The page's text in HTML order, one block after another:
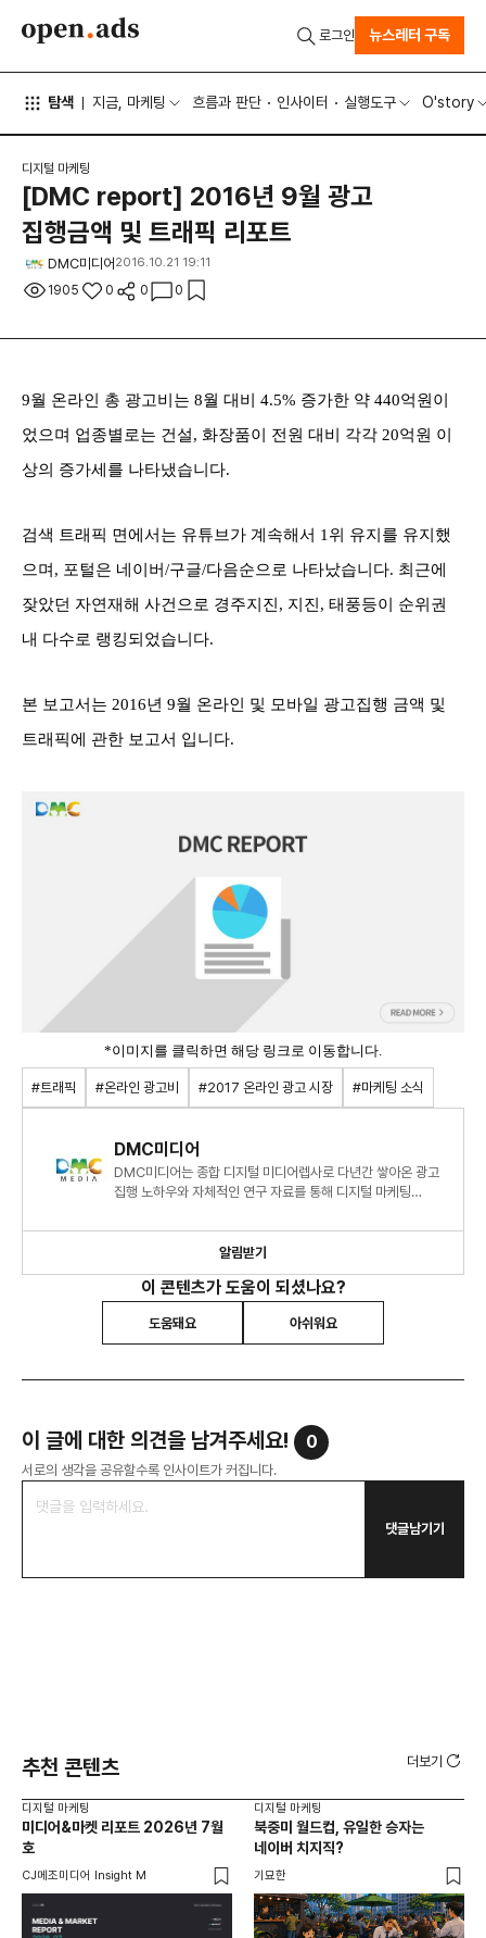
탐색 지금, 마케팅 흐름과 판단 인사이터 실행도구 O'story
로그인 뉴스레터 구독
디지털 마케팅
[DMC report] 2016년 9월 광고
집행금액 및 트래픽 리포트
DMC미디어 2016.10.21 19:11
1905 0 0 0
9월 온라인 총 광고비는 8월 대비 4.5% 증가한 약 440억원이
었으며 업종별로는 건설, 화장품이 전원 대비 각각 20억원 이
상의 증가세를 나타냈습니다.
검색 트래픽 면에서는 유튜브가 계속해서 1위 유지를 유지했
으며, 포털은 네이버/구글/다음순으로 나타났습니다. 최근에
잦았던 자연재해 사건으로 경주지진, 지진, 태풍등이 순위권
내 다수로 랭킹되었습니다.
본 보고서는 2016년 9월 온라인 및 모바일 광고집행 금액 및
트래픽에 관한 보고서 입니다.
*이미지를 클릭하면 해당 링크로 이동합니다.
#트래픽 #온라인 광고비 #2017 온라인 광고 시장 #마케팅 소식
DMC미디어
DMC미디어는 종합 디지털 미디어렙사로 다년간 쌓아온 광고
집행 노하우와 자체적인 연구 자료를 통해 디지털 마케팅
알림받기
이 콘텐츠가 도움이 되셨나요?
도움돼요 아쉬워요
이 글에 대한 의견을 남겨주세요! 0
서로의 생각을 공유할수록 인사이트가 커집니다.
댓글남기기
추천 콘텐츠 더보기
디지털 마케팅
미디어&마켓 리포트 2026년 7월
호
CJ메조미디어 Insight M
디지털 마케팅
북중미 월드컵, 유일한 승자는
네이버 치지직?
기묘한